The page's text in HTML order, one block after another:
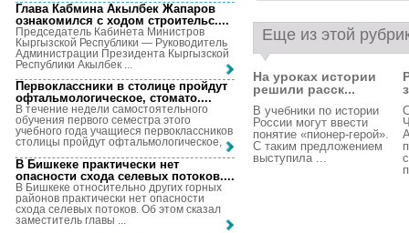
Еще из этой
На уроках истории
решили расск...
В учебники по истории
России могут ввести
понятие «пионер-герой».
С таким предложением
выступила ...
Глава Кабмина Акылбек Жапаров
ознакомился с ходом строительс....
Председатель Кабинета Министров
Кыргызской Республики — Руководитель
Администрации Президента Кыргызской
Республики Акылбек ...
Первоклассники в столице пройдут
офтальмологическое, стомато....
В течение недели самостоятельного
обучения первого семестра этого
учебного года учащиеся первоклассников
столицы пройдут офтальмологическое, ...
В Бишкеке практически нет
опасности схода селевых потоков....
В Бишкеке относительно других горных
районов практически нет опасности
схода селевых потоков. Об этом сказал
заместитель главы ...